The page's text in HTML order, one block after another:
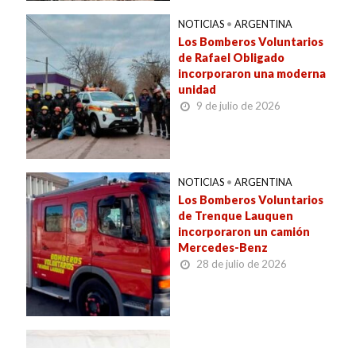
NOTICIAS • ARGENTINA
Los Bomberos Voluntarios
de Rafael Obligado
incorporaron una moderna
unidad
9 de julio de 2026
NOTICIAS • ARGENTINA
Los Bomberos Voluntarios
de Trenque Lauquen
incorporaron un camión
Mercedes-Benz
28 de julio de 2026